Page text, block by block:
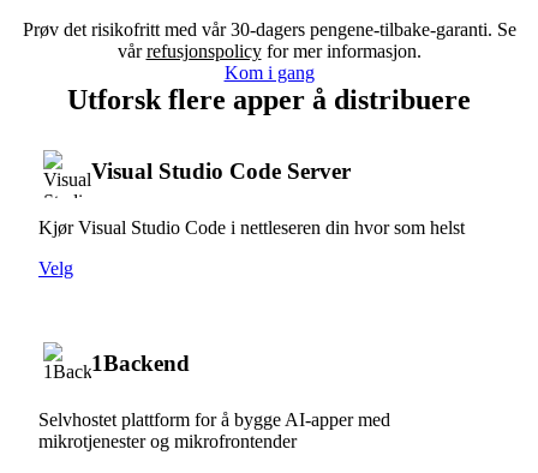
Prøv det risikofritt med vår 30-dagers pengene-tilbake-garanti. Se
vårrefusjonspolicyfor mer informasjon.
Kom i gang
Utforsk flere apper å distribuere
Visual Studio Code Server
Kjør Visual Studio Code i nettleseren din hvor som helst
Velg
1Backend
Selvhostet plattform for å bygge AI-apper med
mikrotjenester og mikrofrontender